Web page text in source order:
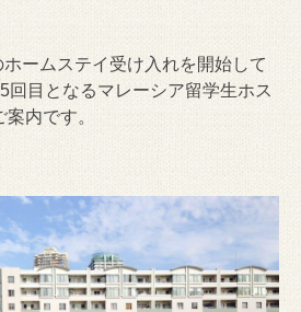
ームステイ受け入れを開始して
回目となるマレーシア留学生ホス
案内です。